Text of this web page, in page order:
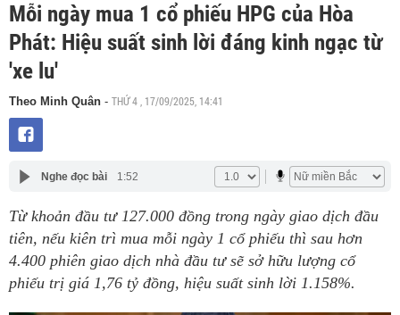
Mỗi ngày mua 1 cổ phiếu HPG của Hòa
Phát: Hiệu suất sinh lời đáng kinh ngạc từ
'xe lu'
Theo Minh Quân - THỨ 4 , 17/09/2025, 14:41
Nghe đọc bài 1:52
Từ khoản đầu tư 127.000 đồng trong ngày giao dịch đầu
tiên, nếu kiên trì mua mỗi ngày 1 cổ phiếu thì sau hơn
4.400 phiên giao dịch nhà đầu tư sẽ sở hữu lượng cổ
phiếu trị giá 1,76 tỷ đồng, hiệu suất sinh lời 1.158%.